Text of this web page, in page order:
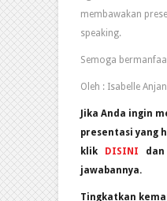
membawakan
speaking.
Semoga
Oleh : Isabelle
Jika Anda ingin
presentasi yang
klik
DISINI dan
jawabannya.
Tingkatkan